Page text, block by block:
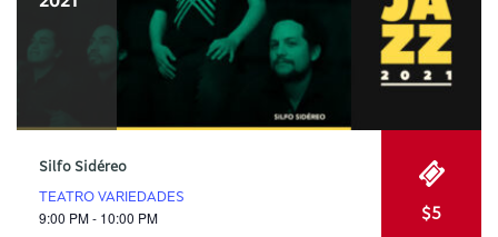
Silfo Sidéreo
TEATRO VARIEDADES
9:00 PM - 10:00 PM $5